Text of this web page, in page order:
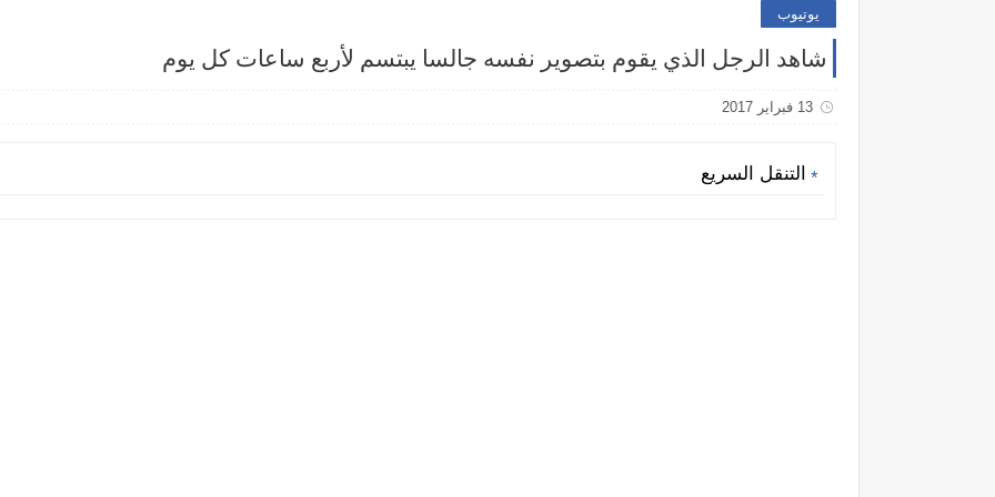
يوتيوب
شاهد الرجل الذي يقوم بتصوير نفسه جالسا يبتسم لأربع ساعات كل يوم
13 فبراير 2017
التنقل السريع